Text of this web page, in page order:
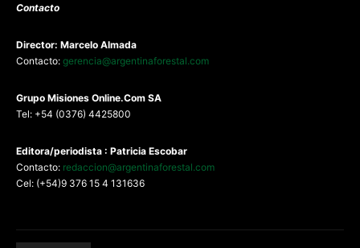
Contacto
Director: Marcelo Almada
Contacto: gerencia@argentinaforestal.com
Grupo Misiones Online.Com SA
Tel: +54 (0376) 4425800
Editora/periodista : Patricia Escobar
Contacto: redaccion@argentinaforestal.com
Cel: (+54)9 376 15 4 131636